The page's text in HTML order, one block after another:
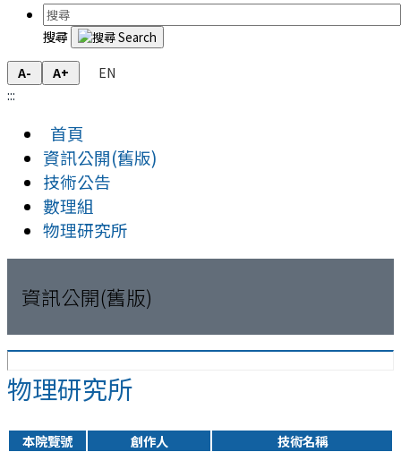
搜尋
A- A+
EN
:::
首頁
資訊公開(舊版)
技術公告
數理組
物理研究所
資訊公開(舊版)
物理研究所
本院覽號 創作人
技術名稱